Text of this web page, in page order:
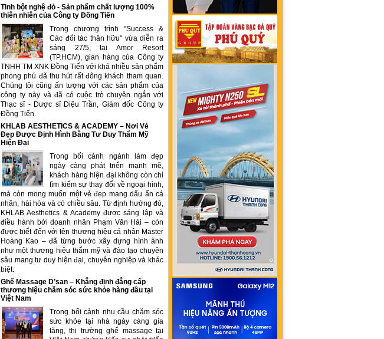
Tinh bột nghệ đỏ - Sản phẩm chất lượng 100%
thiên nhiên của Công ty Đồng Tiến
Trong chương trình "Success &
Các đối tác thân hữu" vừa diễn ra
sáng 27/5, tại Amor Resort
(TP.HCM), gian hàng của Công ty
TNHH TM XNK Đồng Tiến với khá nhiều sản phẩm
phong phú đã thu hút rất đông khách tham quan.
Chúng tôi cũng ấn tượng với các sản phẩm của
công ty này và đã có cuộc trò chuyện ngắn với
Thạc sĩ - Dược sĩ Diệu Trần, Giám đốc Công ty
Đồng Tiến.
KHLAB AESTHETICS & ACADEMY – Nơi Vẻ
Đẹp Được Định Hình Bằng Tư Duy Thẩm Mỹ
Hiện Đại
Trong bối cảnh ngành làm đẹp
ngày càng phát triển mạnh mẽ,
khách hàng hiện đại không còn chỉ
tìm kiếm sự thay đổi về ngoại hình,
mà còn mong muốn một vẻ đẹp mang dấu ấn cá
nhân, hài hòa và có chiều sâu. Từ định hướng đó,
KHLAB Aesthetics & Academy được sáng lập và
điều hành bởi doanh nhân Phạm Văn Hải – còn
được biết đến với tên thương hiệu cá nhân Master
Hoàng Kao – đã từng bước xây dựng hình ảnh
như một thương hiệu thẩm mỹ và đào tạo chuyên
sâu mang tư duy hiện đại, chuyên nghiệp và khác
biệt.
Ghế Massage D’san – Khẳng định đẳng cấp
thương hiệu chăm sóc sức khỏe hàng đầu tại
Việt Nam
Trong bối cảnh nhu cầu chăm sóc
sức khỏe tại nhà ngày càng gia
tăng, thị trường ghế massage tại